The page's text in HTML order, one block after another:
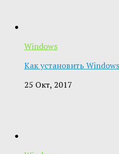
Windows
Как установить
25 Окт, 2017